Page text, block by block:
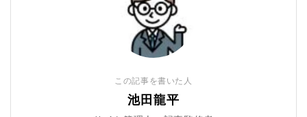
この記事を書いた人
池田龍平